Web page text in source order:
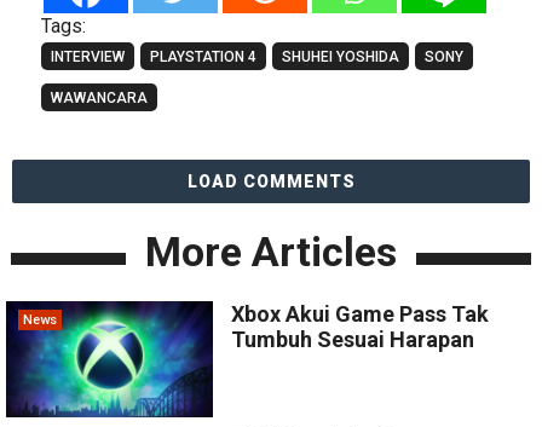
Tags:
INTERVIEW PLAYSTATION 4 SHUHEI YOSHIDA SONY
WAWANCARA
LOAD COMMENTS
More Articles
News
Xbox Akui Game Pass Tak
Tumbuh Sesuai Harapan